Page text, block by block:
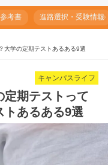
参考書 進路選択・受験情報
大学の定期テストあるある9選
キャンパスライフ
定期テストって
トあるある9選